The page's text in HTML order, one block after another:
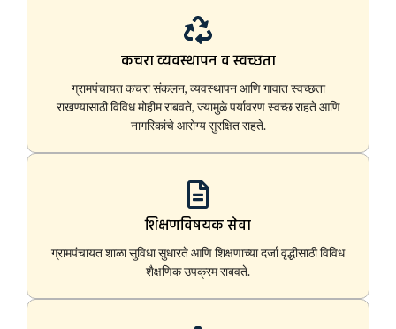
कचरा व्यवस्थापन व स्वच्छता
ग्रामपंचायत कचरा संकलन, व्यवस्थापन आणि गावात स्वच्छता
राखण्यासाठी विविध मोहीम राबवते, ज्यामुळे पर्यावरण स्वच्छ राहते आणि
नागरिकांचे आरोग्य सुरक्षित राहते.
शिक्षणविषयक सेवा
ग्रामपंचायत शाळा सुविधा सुधारते आणि शिक्षणाच्या दर्जा वृद्धीसाठी विविध
शैक्षणिक उपक्रम राबवते.